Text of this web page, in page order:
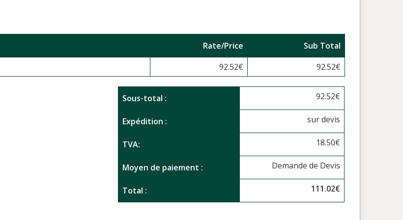
Rate/Price
Sub Total
92.52€ 92.52€
Sous-total : 92.52€
Expédition : sur devis
TVA: 18.50€
Moyen de paiement : Demande de Devis
Total : 111.02€